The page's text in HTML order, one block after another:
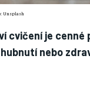
Unsplash
cvičení je cenné
nebo